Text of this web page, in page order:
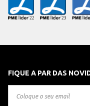
FIQUE A PAR DAS